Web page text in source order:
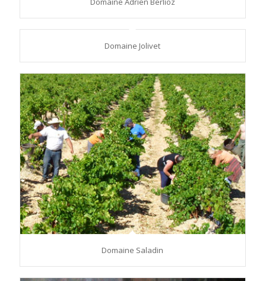
Domaine Jolivet
Domaine Saladin